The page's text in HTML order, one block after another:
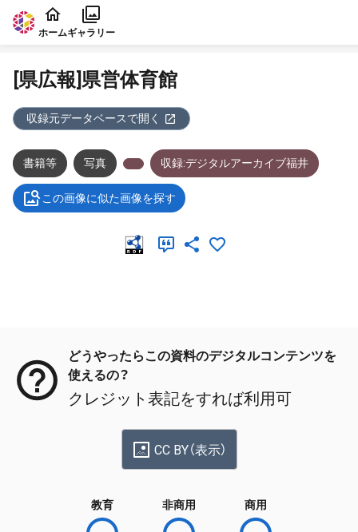
本文に飛ぶ
ホームギャラリー
[県広報]県営体育館
収録元データベースで開く
書籍等 写真 収録:デジタルアーカイブ福井
この画像に似た画像を探す
どうやったらこの資料のデジタルコンテンツを
使えるの？
クレジット表記をすれば利用可
CC BY（表示）
教育 非商用 商用